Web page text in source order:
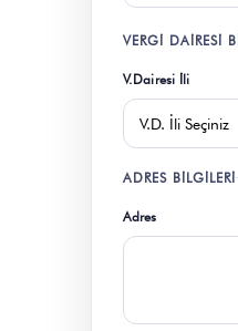
VERGI DAIRESI
V.Dairesi İli
ADRES BILGILERI
Adres